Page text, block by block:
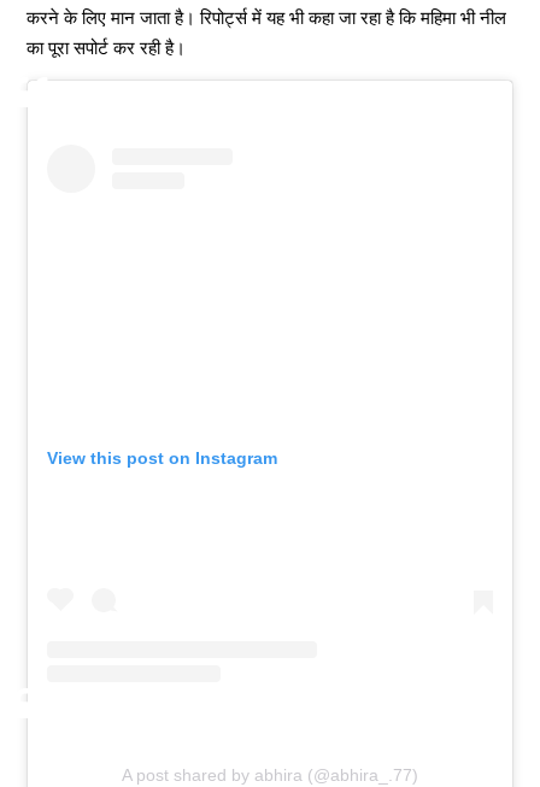
करने के लिए मान जाता है। रिपोर्ट्स में यह भी कहा जा रहा है कि महिमा भी नील
का पूरा सपोर्ट कर रही है।
View this post on Instagram
A post shared by abhira (@abhira_.77)